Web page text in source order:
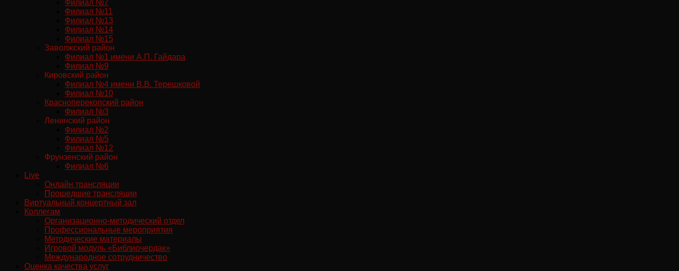
Филиал №7
Филиал №11
Филиал №13
Филиал №14
Филиал №15
Заволжский район
Филиал №1 имени А.П. Гайдара
Филиал №9
Кировский район
Филиал №4 имени В.В. Терешковой
Филиал №10
Красноперекопский район
Филиал №3
Ленинский район
Филиал №2
Филиал №5
Филиал №12
Фрунзенский район
Филиал №6
Live
Онлайн трансляции
Прошедшие трансляции
Виртуальный концертный зал
Коллегам
Организационно-методический отдел
Профессиональные мероприятия
Методические материалы
Игровой модуль «Библиочердак»
Международное сотрудничество
Оценка качества услуг